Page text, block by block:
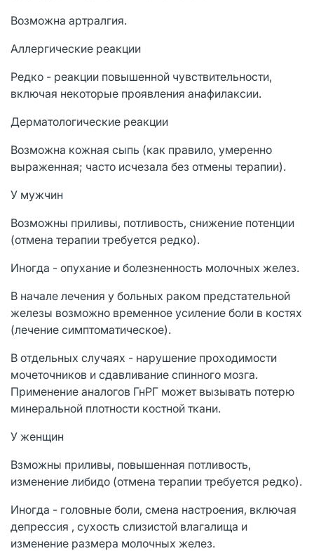
Возможна артралгия.
Аллергические реакции
Редко - реакции повышенной чувствительности,
включая некоторые проявления анафилаксии.
Дерматологические реакции
Возможна кожная сыпь (как правило, умеренно
выраженная; часто исчезала без отмены терапии).
У мужчин
Возможны приливы, потливость, снижение потенции
(отмена терапии требуется редко).
Иногда - опухание и болезненность молочных желез.
В начале лечения у больных раком предстательной
железы возможно временное усиление боли в костях
(лечение симптоматическое).
В отдельных случаях - нарушение проходимости
мочеточников и сдавливание спинного мозга.
Применение аналогов ГнРГ может вызывать потерю
минеральной плотности костной ткани.
У женщин
Взможны приливы, повышенная потливость,
изменение либидо (отмена терапии требуется редко).
Иногда - головные боли, смена настроения, включая
депрессия , сухость слизистой влагалища и
изменение размера молочных желез.